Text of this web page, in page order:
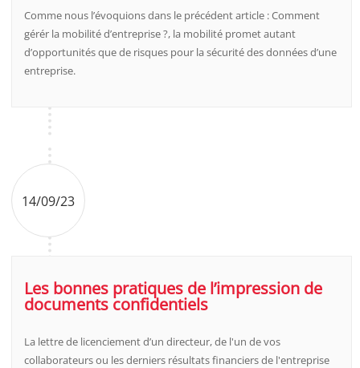
Comme nous l’évoquions dans le précédent article : Comment
gérér la mobilité d’entreprise ?, la mobilité promet autant
d’opportunités que de risques pour la sécurité des données d’une
entreprise.
14/09/23
Les bonnes pratiques de l’impression de
documents confidentiels
La lettre de licenciement d’un directeur, de l'un de vos
collaborateurs ou les derniers résultats financiers de l'entreprise